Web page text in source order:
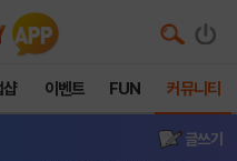
이벤트 FUN 커뮤니티
글쓰기